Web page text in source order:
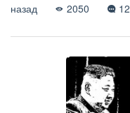
назад
2050 12